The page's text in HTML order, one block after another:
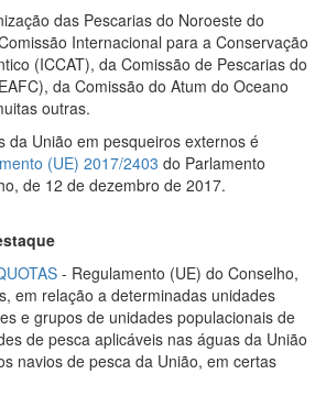
das Pescarias do Noroeste do
Internacional para a Conservação
(ICCAT), da Comissão de Pescarias do
da Comissão do Atum do Oceano
outras.
da União em pesqueiros externos é
(UE) 2017/2403 do Parlamento
de 12 de dezembro de 2017.
- Regulamento (UE) do Conselho,
em relação a determinadas unidades
e grupos de unidades populacionais de
de pesca aplicáveis nas águas da União
navios de pesca da União, em certas